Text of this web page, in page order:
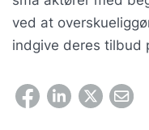
ved at
indgive deres tilbud